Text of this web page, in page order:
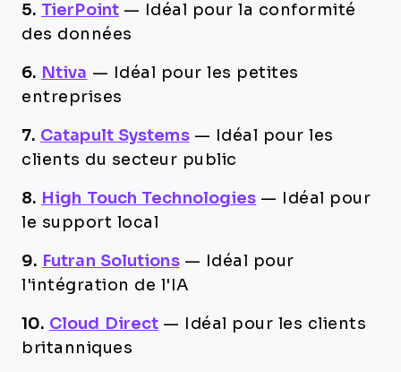
5. TierPoint —
Idéal pour la conformité
des données
6. Ntiva —
Idéal pour les petites
entreprises
7. Catapult Systems —
Idéal pour les
clients du secteur public
8. High Touch Technologies —
Idéal pour
le support local
9. Futran Solutions —
Idéal pour
l'intégration de l'IA
10. Cloud Direct —
Idéal pour les clients
britanniques